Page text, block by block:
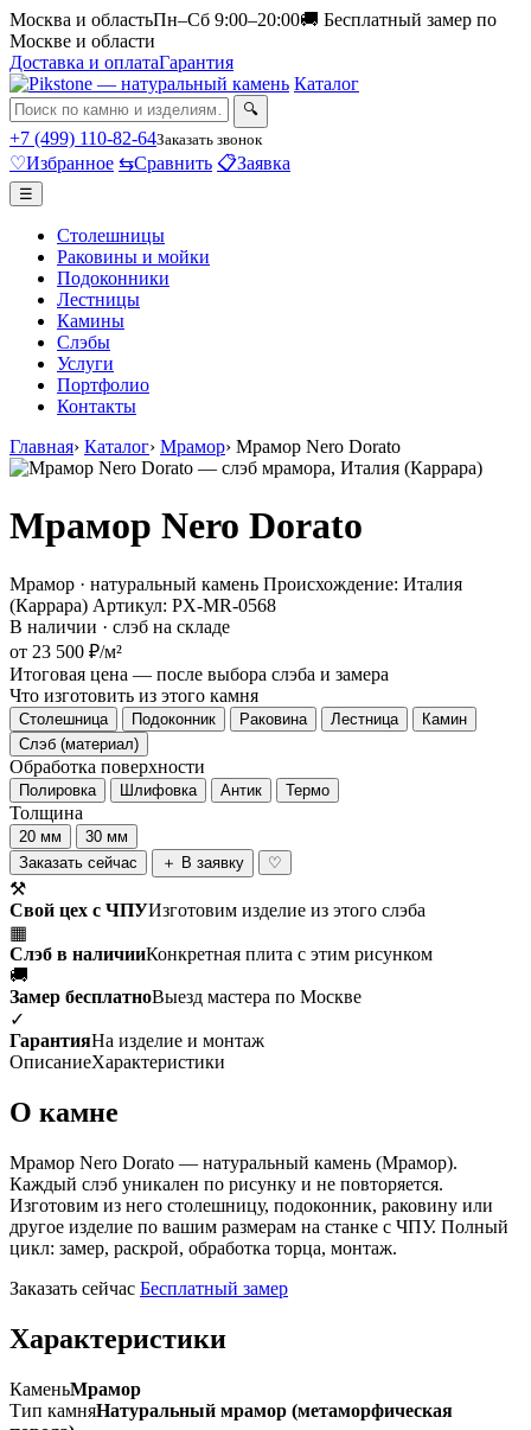
Москва и областьПн–Сб 9:00–20:00🚚 Бесплатный замер по
Москве и области
Доставка и оплатаГарантия
Каталог
🔍
+7 (499) 110-82-64Заказать звонок
♡Избранное ⇆Сравнить 📋Заявка
☰
Столешницы
Раковины и мойки
Подоконники
Лестницы
Камины
Слэбы
Услуги
Портфолио
Контакты
Главная› Каталог› Мрамор› Мрамор Nero Dorato
Мрамор Nero Dorato
Мрамор · натуральный камень Происхождение: Италия
(Каррара) Артикул: PX-MR-0568
В наличии · слэб на складе
от 23 500 ₽/м²
Итоговая цена — после выбора слэба и замера
Что изготовить из этого камня
Столешница Подоконник Раковина Лестница
Камин
Слэб (материал)
Обработка поверхности
Полировка Шлифовка Антик Термо
Толщина
20 мм
30 мм
Заказать сейчас
＋ В заявку ♡
⚒
Свой цех с ЧПУИзготовим изделие из этого слэба
▦
Слэб в наличииКонкретная плита с этим рисунком
🚚
Замер бесплатноВыезд мастера по Москве
✓
ГарантияНа изделие и монтаж
ОписаниеХарактеристики
О камне
Мрамор Nero Dorato — натуральный камень (Мрамор).
Каждый слэб уникален по рисунку и не повторяется.
Изготовим из него столешницу, подоконник, раковину или
другое изделие по вашим размерам на станке с ЧПУ. Полный
цикл: замер, раскрой, обработка торца, монтаж.
Заказать сейчас Бесплатный замер
Характеристики
КаменьМрамор
Тип камняНатуральный мрамор (метаморфическая